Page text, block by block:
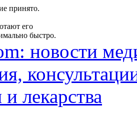
принято.
его
быстро.